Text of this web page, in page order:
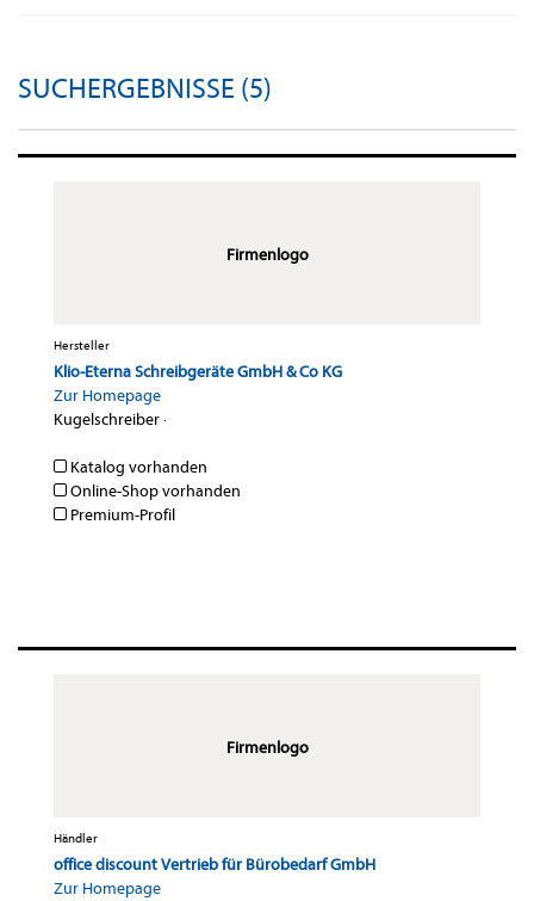
SUCHERGEBNISSE (5)
Firmenlogo
Hersteller
Klio-Eterna Schreibgeräte GmbH & Co KG
Zur Homepage
Kugelschreiber·
Katalog vorhanden
Online-Shop vorhanden
Premium-Profil
Firmenlogo
Händler
office discount Vertrieb für Bürobedarf GmbH
Zur Homepage